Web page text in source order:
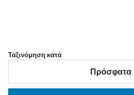
Ταξινόμηση κατά
Πρόσφατα